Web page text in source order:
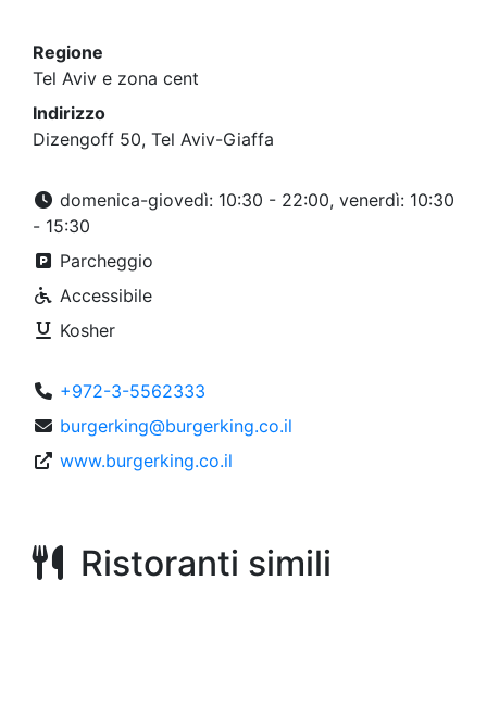
Regione
Tel Aviv e zona cent
Indirizzo
Dizengoff 50, Tel Aviv-Giaffa
domenica-giovedì: 10:30 - 22:00, venerdì: 10:30
- 15:30
Parcheggio
Accessibile
Kosher
+972-3-5562333
burgerking@burgerking.co.il
www.burgerking.co.il
Ristoranti simili